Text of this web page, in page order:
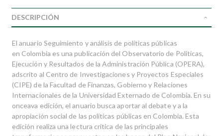
DESCRIPCIÓN
El anuario Seguimiento y análisis de políticas públicas
en Colombia es una publicación del Observatorio de Políticas,
Ejecución y Resultados de la Administración Pública (OPERA),
adscrito al Centro de Investigaciones y Proyectos Especiales
(CIPE) de la Facultad de Finanzas, Gobierno y Relaciones
Internacionales de la Universidad Externado de Colombia. En su
onceava edición, el anuario busca aportar al debate y a la
apropiación social de las políticas públicas en Colombia. Esta
edición realiza una lectura crítica de las principales